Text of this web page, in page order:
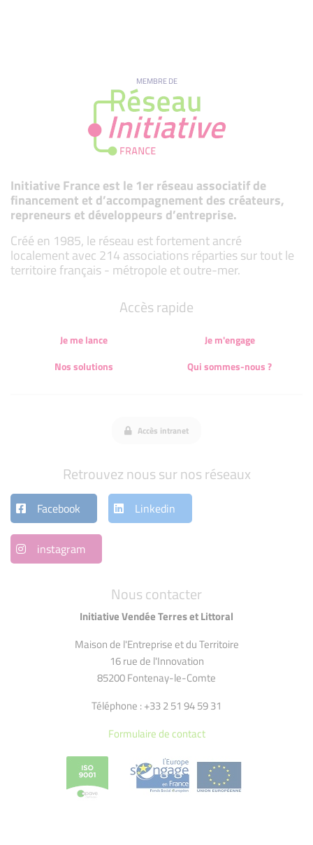
MEMBRE DE
Initiative France est le 1er réseau associatif de
financement et d’accompagnement des créateurs,
repreneurs et développeurs d’entreprise.
Créé en 1985, le réseau est fortement ancré
localement avec 214 associations réparties sur tout le
territoire français - métropole et outre-mer.
Nous contacter
Initiative Vendée Terres et Littoral
Maison de l'Entreprise et du Territoire
16 rue de l'Innovation
85200 Fontenay-le-Comte
Téléphone : +33 2 51 94 59 31
Formulaire de contact
Accès rapide
Je me lance
Je m'engage
Nos solutions
Qui sommes-nous ?
Accès intranet
Retrouvez nous sur nos réseaux
Facebook Linkedin
instagram